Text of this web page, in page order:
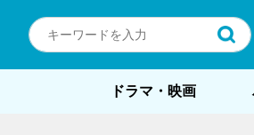
ドラマ・映画